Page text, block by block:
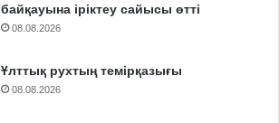
байқауына іріктеу сайысы өтті
08.08.2026
Ұлттық рухтың темірқазығы
08.08.2026